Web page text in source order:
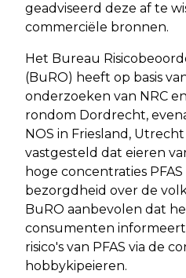
geadviseerd deze af te
commerciële bronnen.
Het Bureau
(BuRO) heeft op basis
onderzoeken van NRC
rondom Dordrecht,
NOS in Friesland,
vastgesteld dat eieren
hoge concentraties
bezorgdheid over de
BuRO aanbevolen dat
consumenten
risico's van PFAS via de
hobbykipeieren.